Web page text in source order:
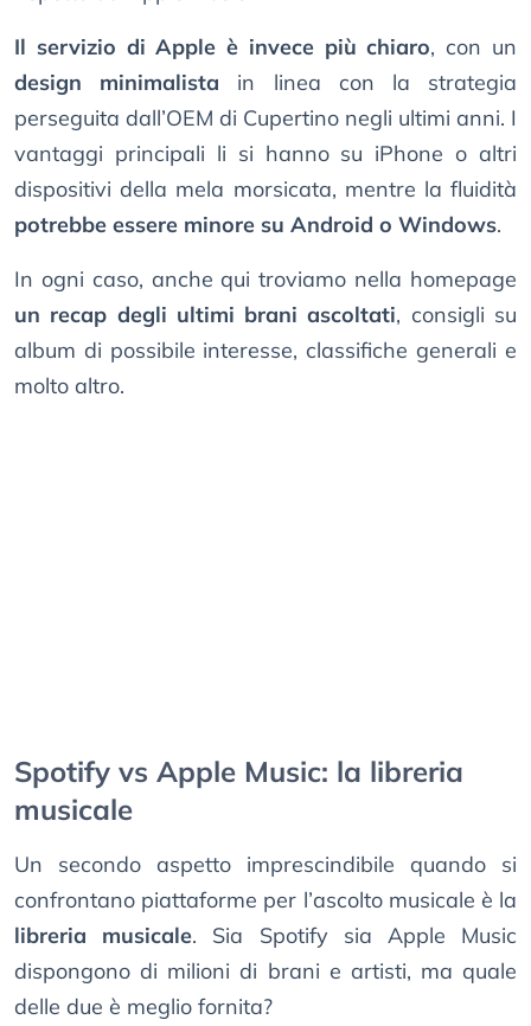
Il servizio di Apple è invece più chiaro, con un
design minimalista in linea con la strategia
perseguita dall’OEM di Cupertino negli ultimi anni. I
vantaggi principali li si hanno su iPhone o altri
dispositivi della mela morsicata, mentre la fluidità
potrebbe essere minore su Android o Windows.
In ogni caso, anche qui troviamo nella homepage
un recap degli ultimi brani ascoltati, consigli su
album di possibile interesse, classifiche generali e
molto altro.
Spotify vs Apple Music: la libreria
musicale
Un secondo aspetto imprescindibile quando si
confrontano piattaforme per l’ascolto musicale è la
libreria musicale. Sia Spotify sia Apple Music
dispongono di milioni di brani e artisti, ma quale
delle due è meglio fornita?